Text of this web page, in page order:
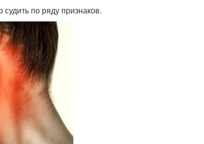
по ряду признаков.